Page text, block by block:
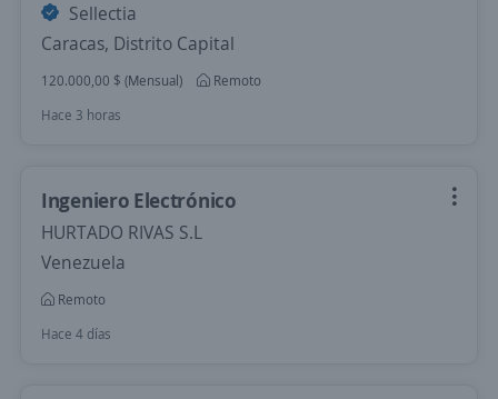
Sellectia
Caracas, Distrito Capital
120.000,00 $ (Mensual)
Remoto
Hace 3 horas
Ingeniero Electrónico
HURTADO RIVAS S.L
Venezuela
Remoto
Hace 4 días